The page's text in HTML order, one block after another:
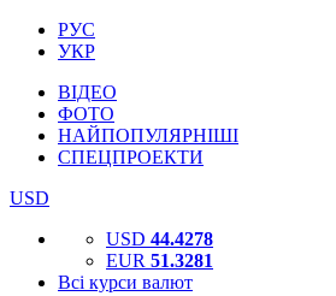
РУС
УКР
ВІДЕО
ФОТО
НАЙПОПУЛЯРНІШІ
СПЕЦПРОЕКТИ
USD
USD 44.4278
EUR 51.3281
Всі курси валют